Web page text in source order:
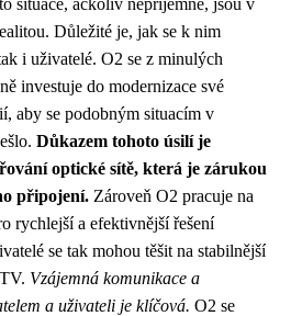
situace, ačkoliv nepříjemné, jsou v
Důležité je, jak se k nim
i uživatelé. O2 se z minulých
investuje do modernizace své
aby se podobným situacím v
Důkazem tohoto úsilí je
optické sítě, která je zárukou
připojení. Zároveň O2 pracuje na
rychlejší a efektivnější řešení
se tak mohou těšit na stabilnější
Vzájemná komunikace a
a uživateli je klíčová. O2 se